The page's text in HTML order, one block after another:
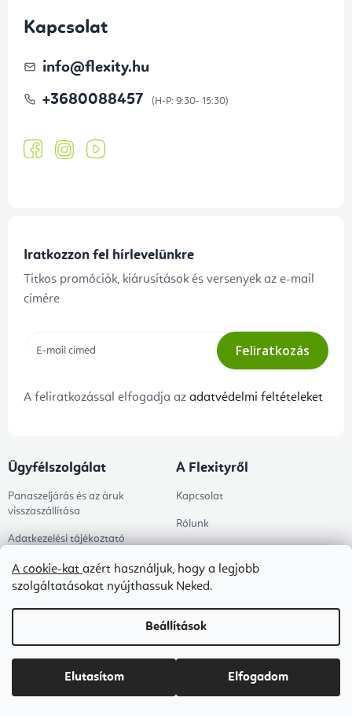
A cookie-kat azért használjuk, hogy a legjobb
szolgáltatásokat nyújthassuk Neked.
Beállítások
Elutasítom Elfogadom
Kapcsolat
info@flexity.hu
+3680088457
Iratkozzon fel hírlevelünkre
Titkos promóciók, kiárusítások és versenyek az e-mail
címére
Feliratkozás
A feliratkozással elfogadja az adatvédelmi feltételeket
Ügyfélszolgálat
Panaszeljárás és az áruk
visszaszállítása
Adatkezelési tájékoztató
Általános szerződési feltételek
B2B ÁSZF
Tanácsadás
Árukereső értékelése
A Flexityről
Kapcsolat
Rólunk